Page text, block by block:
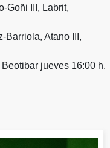
Goñi III, Labrit,
Barriola, Atano III,
jueves 16:00 h.